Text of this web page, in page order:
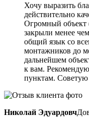
Хочу выразить
действительно
Огромный объект
закрыли менее
общий язык со
монтажников до
дальнейшем
к вам.
пунктам. Советую
Николай Эдуардовч